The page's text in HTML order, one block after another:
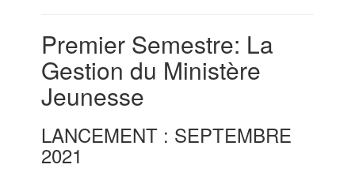
Premier Semestre: La
Gestion du Ministère
Jeunesse
LANCEMENT : SEPTEMBRE
2021